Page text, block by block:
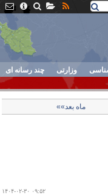
وزارتی چند رسانه ای
ماه بعد»»
۱۴۰۴-۰۲-۳۰ ۰۹:۵۲